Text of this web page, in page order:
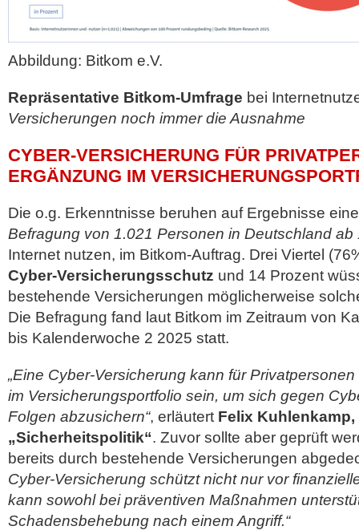
Abbildung: Bitkom e.V.
Repräsentative Bitkom-Umfrage bei
Versicherungen noch immer die Ausnahme
CYBER-VERSICHERUNG FÜR
ERGÄNZUNG IM
Die o.g. Erkenntnisse beruhen auf Ergebnisse
Befragung von 1.021 Personen in Deutschland ab
Internet nutzen, im Bitkom-Auftrag. Drei Viertel
Cyber-Versicherungsschutz und 14 Prozent
bestehende Versicherungen möglicherweise
Die Befragung fand laut Bitkom im Zeitraum von
bis Kalenderwoche 2 2025 statt.
„Eine Cyber-Versicherung kann für
im Versicherungsportfolio sein, um sich gegen
Folgen abzusichern“, erläutert Felix
„Sicherheitspolitik“. Zuvor sollte aber geprüft
bereits durch bestehende Versicherungen
Cyber-Versicherung schützt nicht nur vor
kann sowohl bei präventiven Maßnahmen
Schadensbehebung nach einem Angriff.“